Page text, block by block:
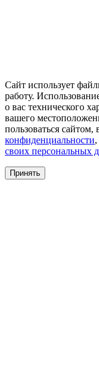
Сайт использует
работу.
о вас технического
вашего
пользоваться сайтом,
конфиденциальности
своих персональных
Принять